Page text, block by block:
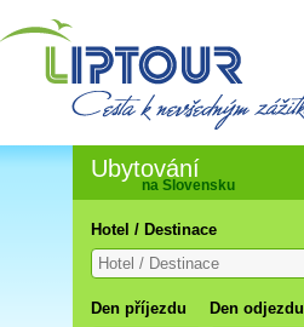
Ubytování
na Slovensku
Hotel / Destinace
Den příjezdu Den odjezdu